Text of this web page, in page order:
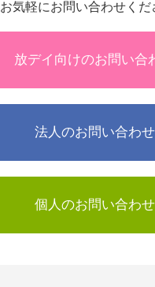
お気軽にお問い合わせくだ
放デイ向けのお問い合
法人のお問い合わせ
個人のお問い合わせ